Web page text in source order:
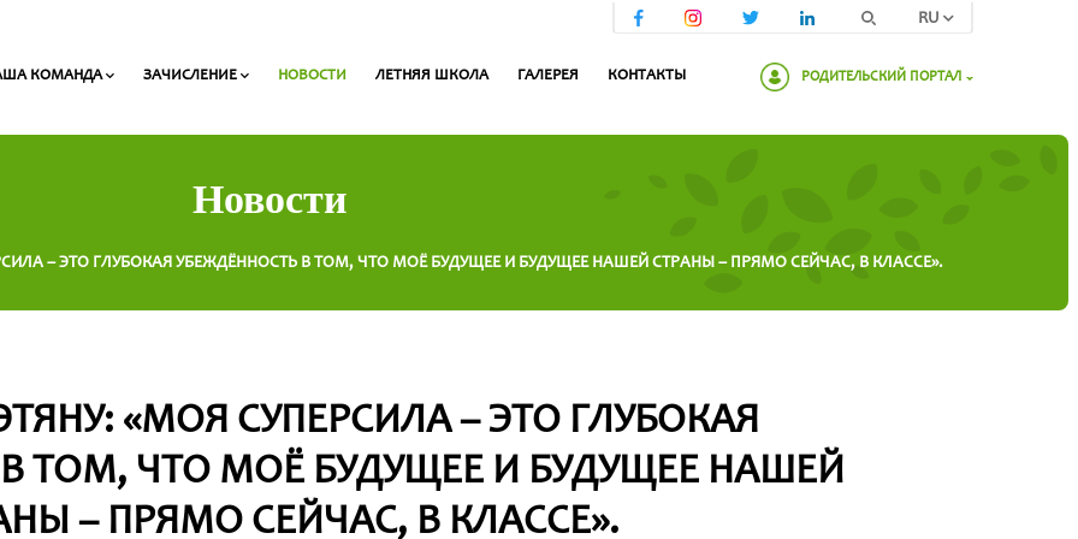
КОМАНДА ЗАЧИСЛЕНИЕ НОВОСТИ ЛЕТНЯЯ ШКОЛА ГАЛЕРЕЯ КОНТАКТЫ
RU
РОДИТЕЛЬСКИЙ ПОРТАЛ
Новости
– ЭТО ГЛУБОКАЯ УБЕЖДЁННОСТЬ В ТОМ, ЧТО МОЁ БУДУЩЕЕ И БУДУЩЕЕ НАШЕЙ СТРАНЫ – ПРЯМО СЕЙЧАС, В КЛАССЕ».
«МОЯ СУПЕРСИЛА – ЭТО ГЛУБОКАЯ
ТОМ, ЧТО МОЁ БУДУЩЕЕ И БУДУЩЕЕ НАШЕЙ
– ПРЯМО СЕЙЧАС, В КЛАССЕ».